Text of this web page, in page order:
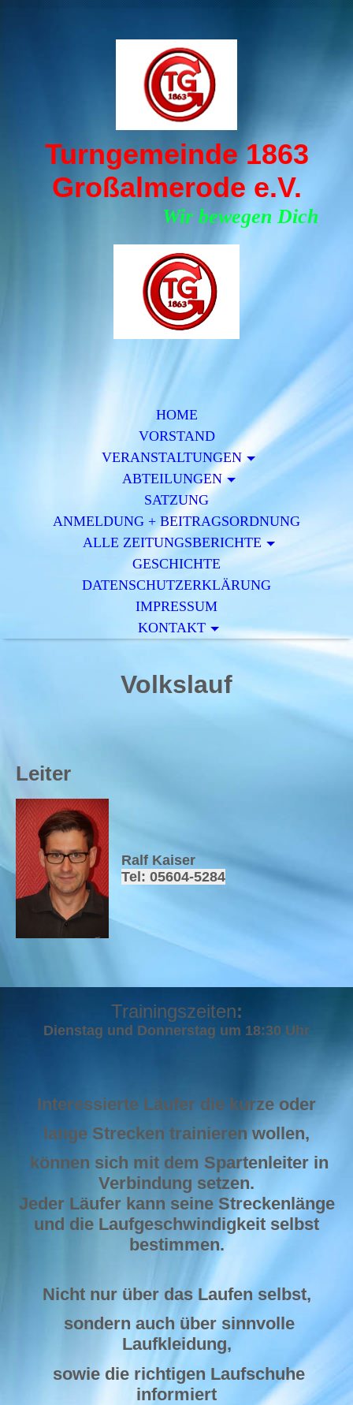
Turngemeinde 1863
Großalmerode e.V.
Wir bewegen Dich
HOME
VORSTAND
VERAN­STALTUNGEN
ABTEILUNGEN
SATZUNG
ANMELDUNG + BEITRAGSORDNUNG
ALLE ZEITUNGSBERICHTE
GESCHICHTE
DATENSCHUTZERKLÄRUNG
IMPRESSUM
KONTAKT
Volkslauf
Leiter
Ralf Kaiser
Tel: 05604-5284
Trainingszeiten:
Dienstag und Donnerstag um 18:30 Uhr
Interessierte Läufer die kurze oder
lange Strecken trainieren wollen,
können sich mit dem Spartenleiter in
Verbindung setzen.
Jeder Läufer kann seine Streckenlänge
und die Laufgeschwindigkeit selbst
bestimmen.
Nicht nur über das Laufen selbst,
sondern auch über sinnvolle
Laufkleidung,
sowie die richtigen Laufschuhe
informiert